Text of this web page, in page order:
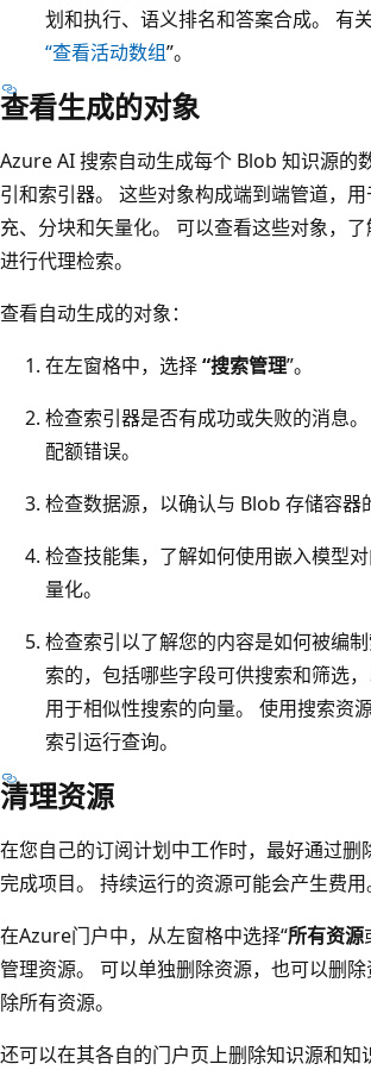
划和执行、语义排名和答案合成。 有
“查看活动数组”。
查看生成的对象
Azure AI 搜索自动生成每个 Blob 知识源的
引和索引器。 这些对象构成端到端管道，
充、分块和矢量化。 可以查看这些对象，
进行代理检索。
查看自动生成的对象：
在左窗格中，选择“搜索管理”。
检查索引器是否有成功或失败的消息
配额错误。
检查数据源，以确认与 Blob 存储容器
检查技能集，了解如何使用嵌入模型
量化。
检查索引以了解您的内容是如何被编
索的，包括哪些字段可供搜索和筛选
用于相似性搜索的向量。 使用搜索资
索引运行查询。
清理资源
在您自己的订阅计划中工作时，最好通过删
完成项目。 持续运行的资源可能会产生费用
在Azure门户中，从左窗格中选择“所有资源
管理资源。 可以单独删除资源，也可以删
除所有资源。
还可以在其各自的门户页上删除知识源和知